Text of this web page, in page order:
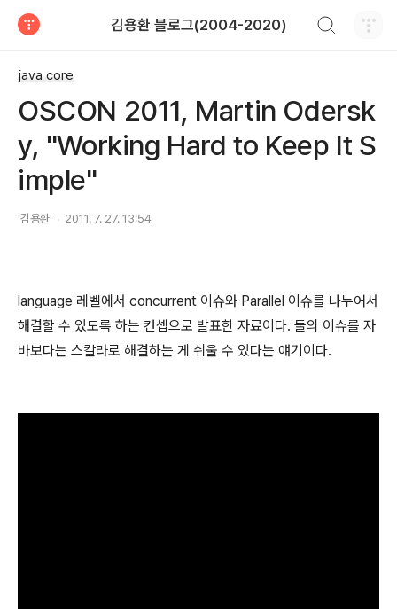
김용환 블로그(2004-2020)
java core
OSCON 2011, Martin Odersk
y, "Working Hard to Keep It S
imple"
'김용환' 2011. 7. 27. 13:54
language 레벨에서 concurrent 이슈와 Parallel 이슈를 나누어서
해결할 수 있도록 하는 컨셉으로 발표한 자료이다. 둘의 이슈를 자
바보다는 스칼라로 해결하는 게 쉬울 수 있다는 얘기이다.